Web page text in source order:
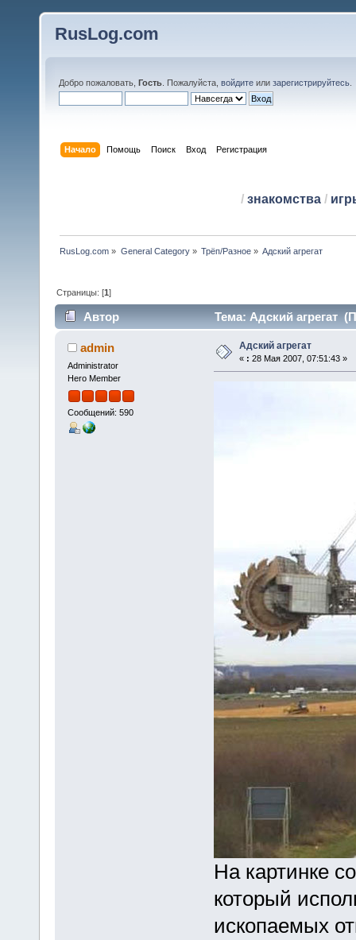
RusLog.com
Добро пожаловать, Гость . Пожалуйста, войдите или зарегистрируйтесь
Начало Помощь Поиск Вход Регистрация
/ знакомства/
RusLog.com » General Category» Трёп/Разное» Адский агрегат
Страницы: [1]
Автор Тема: Адский агрегат
admin
Administrator
Hero Member
Сообщений: 590
Адский агрегат
« : 28 Мая 2007, 07:51:43 »
На картинке
который
ископаемых